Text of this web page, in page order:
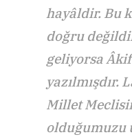
hayâldir. Bu
doğru
geliyorsa
yazılmışdır.
Millet
olduğumuzu